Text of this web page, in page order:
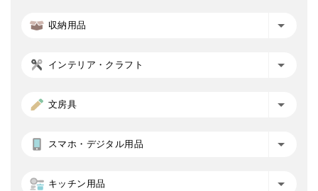
収納用品
インテリア・クラフト
文房具
スマホ・デジタル用品
キッチン用品